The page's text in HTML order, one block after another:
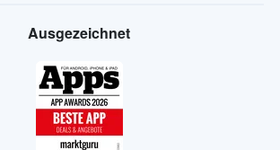
Ausgezeichnet